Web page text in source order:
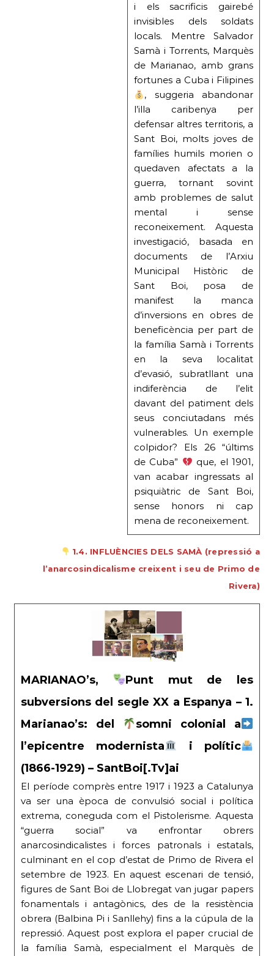
i els sacrificis gairebé
invisibles dels soldats
locals. Mentre Salvador
Samà i Torrents, Marquès
de Marianao, amb grans
fortunes a Cuba i Filipines
, suggeria abandonar
l’illa caribenya per
defensar altres territoris, a
Sant Boi, molts joves de
famílies humils morien o
quedaven afectats a la
guerra, tornant sovint
amb problemes de salut
mental i sense
reconeixement. Aquesta
investigació, basada en
documents de l’Arxiu
Municipal Històric de
Sant Boi, posa de
manifest la manca
d’inversions en obres de
beneficència per part de
la família Samà i Torrents
en la seva localitat
d’evasió, subratllant una
indiferència de l’elit
davant del patiment dels
seus conciutadans més
vulnerables. Un exemple
colpidor? Els 26 “últims
de Cuba”
que, el 1901,
van acabar ingressats al
psiquiàtric de Sant Boi,
sense honors ni cap
mena de reconeixement.
1.4. INFLUÈNCIES DELS SAMÀ (repressió a
l’anarcosindicalisme creixent i seu de Primo de
Rivera)
MARIANAO’s,
Punt mut de les
subversions del segle XX a Espanya – 1.
Marianao’s: del
somni colonial a
l’epicentre modernista
i polític
(1866-1929) – SantBoi[.Tv]ai
El període comprès entre 1917 i 1923 a Catalunya
va ser una època de convulsió social i política
extrema, coneguda com el Pistolerisme. Aquesta
“guerra social” va enfrontar obrers
anarcosindicalistes i forces patronals i estatals,
culminant en el cop d’estat de Primo de Rivera el
setembre de 1923. En aquest escenari de tensió,
figures de Sant Boi de Llobregat van jugar papers
fonamentals i antagònics, des de la resistència
obrera (Balbina Pi i Sanllehy) fins a la cúpula de la
repressió. Aquest post explora el paper crucial de
la família Samà, especialment el Marquès de